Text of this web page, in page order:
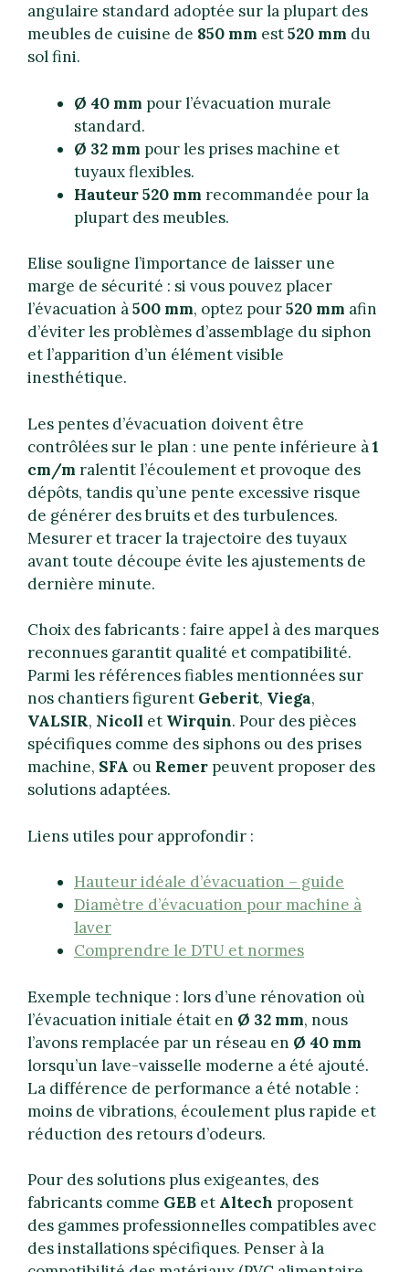
angulaire standard adoptée sur la plupart des
meubles de cuisine de 850 mm est520 mm du
sol fini.
Ø 40 mm pour l’évacuation murale
standard.
Ø 32 mm pour les prises machine et
tuyaux flexibles.
Hauteur 520 mm recommandée pour la
plupart des meubles.
Elise souligne l’importance de laisser une
marge de sécurité : si vous pouvez placer
l’évacuation à500 mm, optez pour520 mm afin
d’éviter les problèmes d’assemblage du siphon
et l’apparition d’un élément visible
inesthétique.
Les pentes d’évacuation doivent être
contrôlées sur le plan : une pente inférieure à1
cm/m ralentit l’écoulement et provoque des
dépôts, tandis qu’une pente excessive risque
de générer des bruits et des turbulences.
Mesurer et tracer la trajectoire des tuyaux
avant toute découpe évite les ajustements de
dernière minute.
Choix des fabricants : faire appel à des marques
reconnues garantit qualité et compatibilité.
Parmi les références fiables mentionnées sur
nos chantiers figurent Geberit, Viega,
VALSIR, Nicoll et Wirquin. Pour des pièces
spécifiques comme des siphons ou des prises
machine, SFA ou Remer peuvent proposer des
solutions adaptées.
Liens utiles pour approfondir :
Hauteur idéale d’évacuation – guide
Diamètre d’évacuation pour machine à
laver
Comprendre le DTU et normes
Exemple technique : lors d’une rénovation où
l’évacuation initiale était en Ø 32 mm, nous
l’avons remplacée par un réseau en Ø 40 mm
lorsqu’un lave-vaisselle moderne a été ajouté.
La différence de performance a été notable :
moins de vibrations, écoulement plus rapide et
réduction des retours d’odeurs.
Pour des solutions plus exigeantes, des
fabricants comme GEB et Altech proposent
des gammes professionnelles compatibles avec
des installations spécifiques. Penser à la